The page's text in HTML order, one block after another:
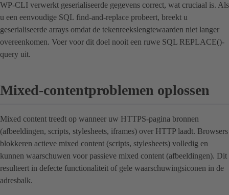
WP-CLI verwerkt geserialiseerde gegevens correct, wat cruciaal is. Als
u een eenvoudige SQL find-and-replace probeert, breekt u
geserialiseerde arrays omdat de tekenreekslengtewaarden niet langer
overeenkomen. Voer voor dit doel nooit een ruwe SQL REPLACE()-
query uit.
Mixed-contentproblemen oplossen
Mixed content treedt op wanneer uw HTTPS-pagina bronnen
(afbeeldingen, scripts, stylesheets, iframes) over HTTP laadt. Browsers
blokkeren actieve mixed content (scripts, stylesheets) volledig en
kunnen waarschuwen voor passieve mixed content (afbeeldingen). Dit
resulteert in defecte functionaliteit of gele waarschuwingsiconen in de
adresbalk.